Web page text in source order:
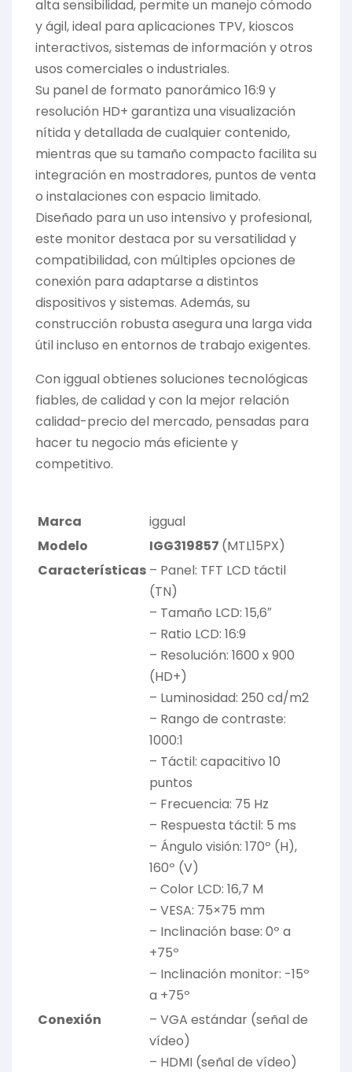
alta sensibilidad, permite un manejo cómodo
y ágil, ideal para aplicaciones TPV, kioscos
interactivos, sistemas de información y otros
usos comerciales o industriales.
Su panel de formato panorámico 16:9 y
resolución HD+ garantiza una visualización
nítida y detallada de cualquier contenido,
mientras que su tamaño compacto facilita su
integración en mostradores, puntos de venta
o instalaciones con espacio limitado.
Diseñado para un uso intensivo y profesional,
este monitor destaca por su versatilidad y
compatibilidad, con múltiples opciones de
conexión para adaptarse a distintos
dispositivos y sistemas. Además, su
construcción robusta asegura una larga vida
útil incluso en entornos de trabajo exigentes.
Con iggual obtienes soluciones tecnológicas
fiables, de calidad y con la mejor relación
calidad-precio del mercado, pensadas para
hacer tu negocio más eficiente y
competitivo.
Marca
iggual
Modelo
IGG319857 (MTL15PX)
Características – Panel: TFT LCD táctil
(TN)
– Tamaño LCD: 15,6″
– Ratio LCD: 16:9
– Resolución: 1600 x 900
(HD+)
– Luminosidad: 250 cd/m2
– Rango de contraste:
1000:1
– Táctil: capacitivo 10
puntos
– Frecuencia: 75 Hz
– Respuesta táctil: 5 ms
– Ángulo visión: 170º (H),
160º (V)
– Color LCD: 16,7 M
– VESA: 75×75 mm
– Inclinación base: 0º a
+75º
– Inclinación monitor: -15º
a +75º
Conexión
– VGA estándar (señal de
vídeo)
– HDMI (señal de vídeo)